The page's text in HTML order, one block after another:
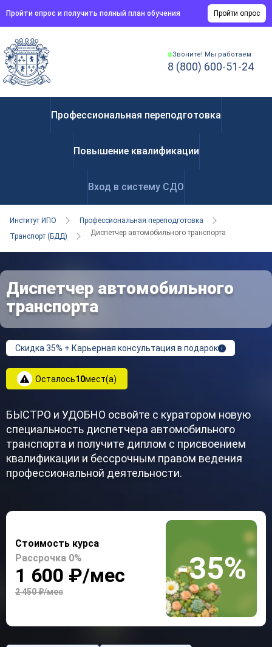
Пройти опрос и получить полный план обучения Пройти опрос
Звоните! Мы работаем
8 (800) 600-51-24
Профессиональная переподготовка
Повышение квалификации
Вход в систему СДО
Институт ИПО
Профессиональная переподготовка
Транспорт (БДД)
Диспетчер автомобильного транспорта
Диспетчер автомобильного
транспорта
Скидка 35% + Карьерная консультация в подарок i
Осталось10мест(а)
БЫСТРО и УДОБНО освойте с куратором новую
специальность диспетчера автомобильного
транспорта и получите диплом с присвоением
квалификации и бессрочным правом ведения
профессиональной деятельности.
Стоимость курса
Рассрочка 0%
1 600 ₽/мес
2 450 ₽/мес
-35%